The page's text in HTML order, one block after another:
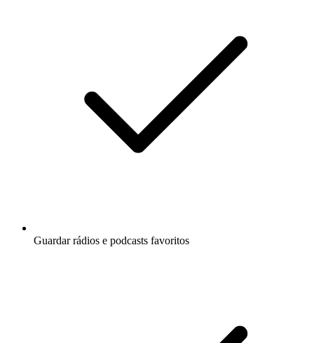
Guardar rádios e podcasts favoritos